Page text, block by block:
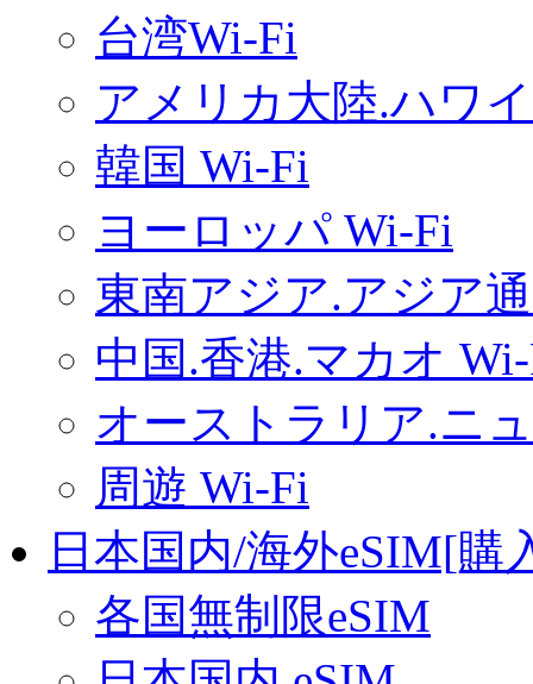
台湾Wi-Fi
アメリカ大陸.ハワ
韓国 Wi-Fi
ヨーロッパ Wi-Fi
東南アジア.アジア
中国.香港.マカオ
オーストラリア.ニ
周遊 Wi-Fi
日本国内/海外eSIM[購
各国無制限eSIM